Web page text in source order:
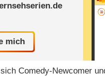
mich
Comedy-Newcomer